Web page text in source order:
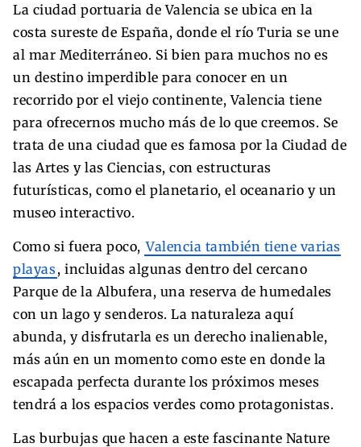
La ciudad portuaria de Valencia se ubica en la
costa sureste de España, donde el río Turia se une
al mar Mediterráneo. Si bien para muchos no es
un destino imperdible para conocer en un
recorrido por el viejo continente, Valencia tiene
para ofrecernos mucho más de lo que creemos. Se
trata de una ciudad que es famosa por la Ciudad de
las Artes y las Ciencias, con estructuras
futurísticas, como el planetario, el oceanario y un
museo interactivo.
Como si fuera poco, Valencia también tiene varias
playas, incluidas algunas dentro del cercano
Parque de la Albufera, una reserva de humedales
con un lago y senderos. La naturaleza aquí
abunda, y disfrutarla es un derecho inalienable,
más aún en un momento como este en donde la
escapada perfecta durante los próximos meses
tendrá a los espacios verdes como protagonistas.
Las burbujas que hacen a este fascinante Nature